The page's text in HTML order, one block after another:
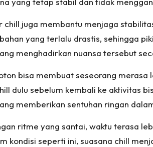
juga membantu menjaga
yang terlalu drastis, sehingga
menghadirkan nuansa tersebut
bisa membuat seseorang
dulu sebelum kembali ke aktivitas
memberikan sentuhan ringan
ritme yang santai, waktu terasa
kondisi seperti ini, suasana chill